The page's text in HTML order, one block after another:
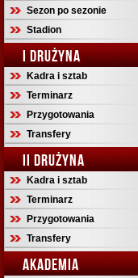
Sezon po sezonie
Stadion
I DRUŻYNA
Kadra i sztab
Terminarz
Przygotowania
Transfery
II DRUŻYNA
Kadra i sztab
Terminarz
Przygotowania
Transfery
AKADEMIA